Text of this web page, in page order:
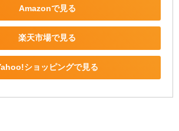
Amazonで見る
楽天市場で見る
ショッピングで見る